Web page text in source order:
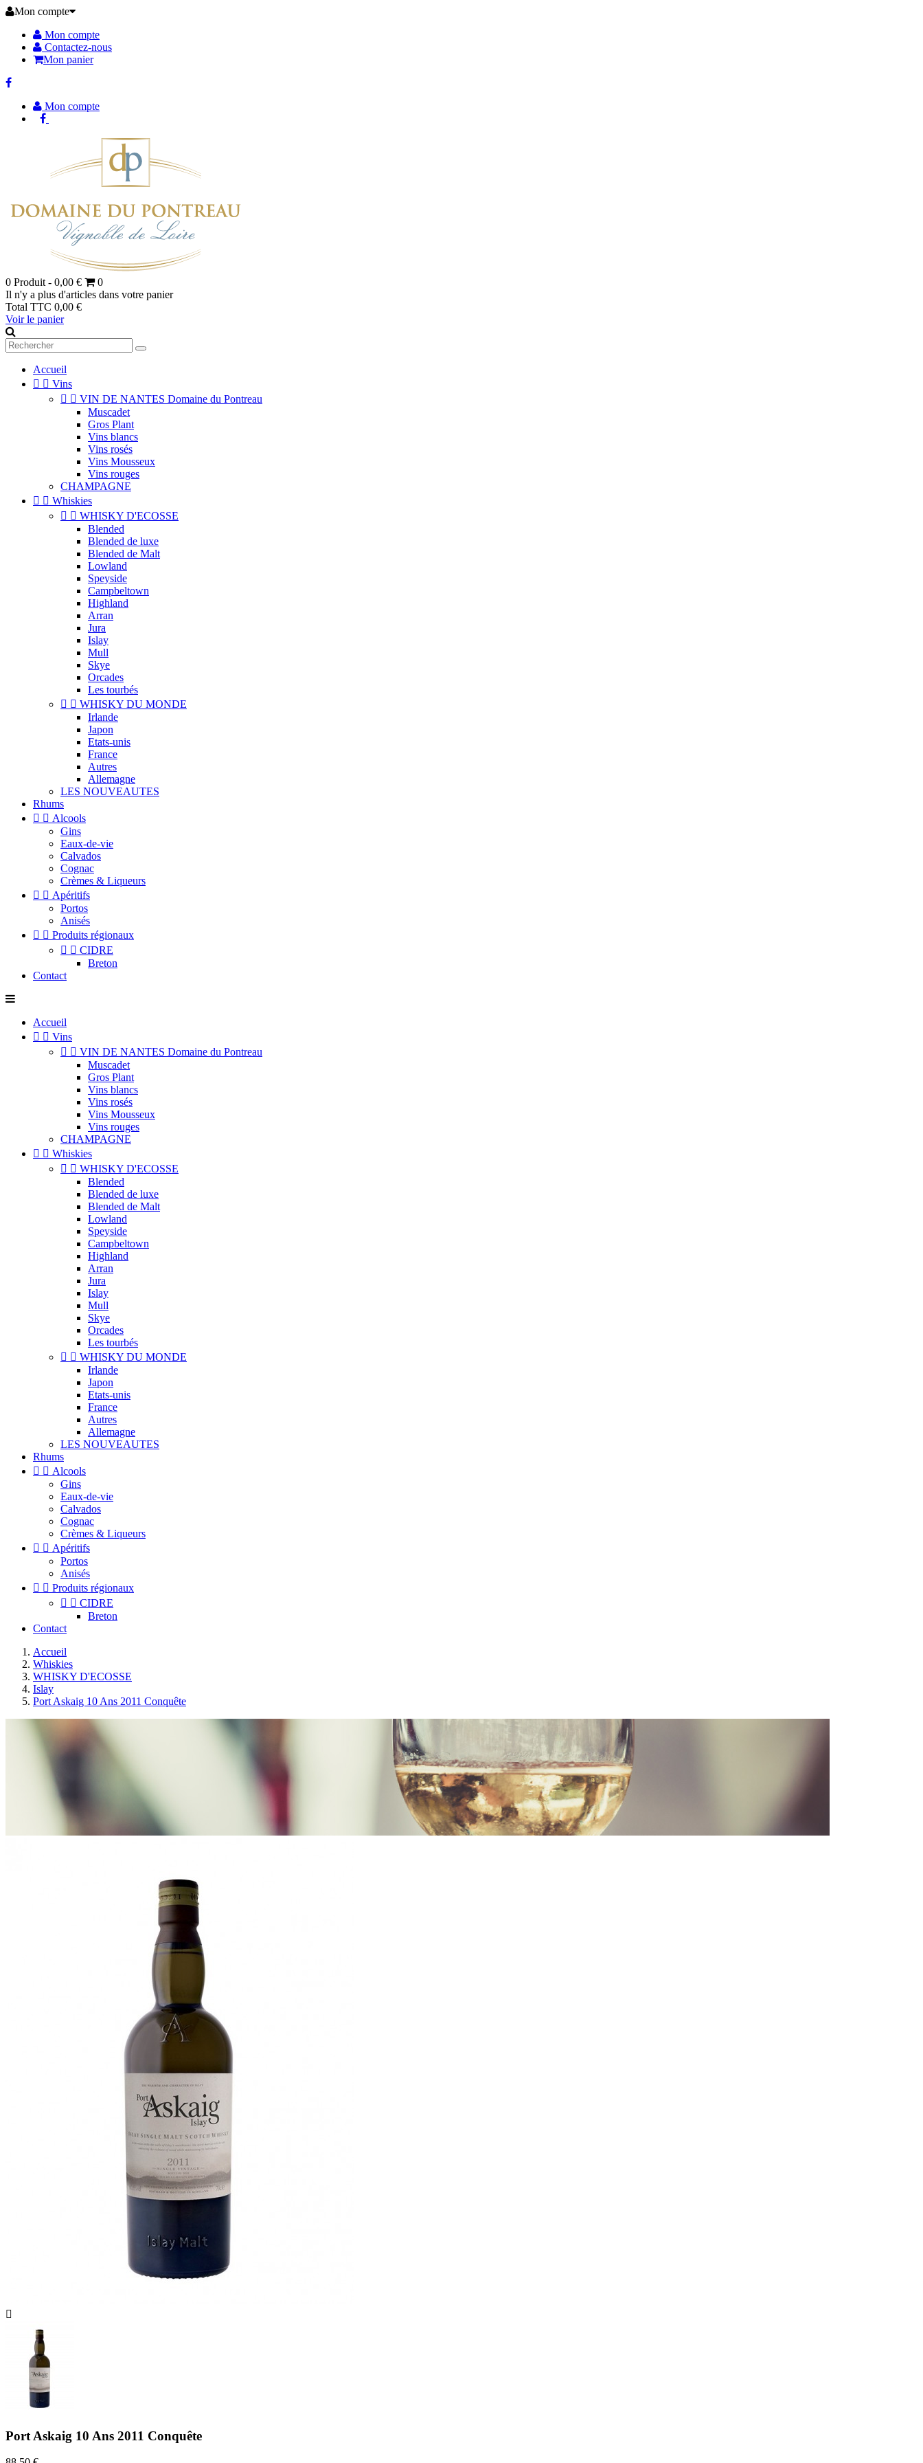
Mon compte
Mon compte
Contactez-nous
Mon panier
Mon compte
0 Produit - 0,00 €
0
Il n'y a plus d'articles dans votre panier
Total TTC 0,00 €
Voir le panier
Accueil
  Vins
  VIN DE NANTES Domaine du Pontreau
Muscadet
Gros Plant
Vins blancs
Vins rosés
Vins Mousseux
Vins rouges
CHAMPAGNE
  Whiskies
  WHISKY D'ECOSSE
Blended
Blended de luxe
Blended de Malt
Lowland
Speyside
Campbeltown
Highland
Arran
Jura
Islay
Mull
Skye
Orcades
Les tourbés
  WHISKY DU MONDE
Irlande
Japon
Etats-unis
France
Autres
Allemagne
LES NOUVEAUTES
Rhums
  Alcools
Gins
Eaux-de-vie
Calvados
Cognac
Crèmes & Liqueurs
  Apéritifs
Portos
Anisés
  Produits régionaux
  CIDRE
Breton
Contact
Accueil
  Vins
  VIN DE NANTES Domaine du Pontreau
Muscadet
Gros Plant
Vins blancs
Vins rosés
Vins Mousseux
Vins rouges
CHAMPAGNE
  Whiskies
  WHISKY D'ECOSSE
Blended
Blended de luxe
Blended de Malt
Lowland
Speyside
Campbeltown
Highland
Arran
Jura
Islay
Mull
Skye
Orcades
Les tourbés
  WHISKY DU MONDE
Irlande
Japon
Etats-unis
France
Autres
Allemagne
LES NOUVEAUTES
Rhums
  Alcools
Gins
Eaux-de-vie
Calvados
Cognac
Crèmes & Liqueurs
  Apéritifs
Portos
Anisés
  Produits régionaux
  CIDRE
Breton
Contact
Accueil
Whiskies
WHISKY D'ECOSSE
Islay
Port Askaig 10 Ans 2011 Conquête

Port Askaig 10 Ans 2011 Conquête